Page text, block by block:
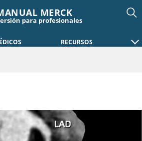
MERCK
para profesionales
RECURSOS